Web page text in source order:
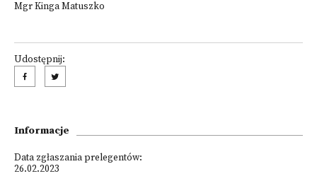
Mgr Kinga Matuszko
Udostępnij:
Informacje
Data zgłaszania prelegentów:
26.02.2023